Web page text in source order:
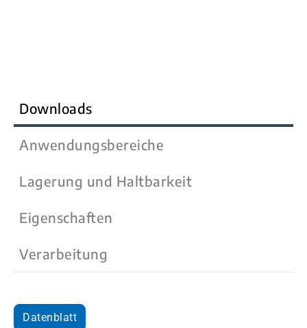
Downloads
Anwendungsbereiche
Lagerung und Haltbarkeit
Eigenschaften
Verarbeitung
Datenblatt